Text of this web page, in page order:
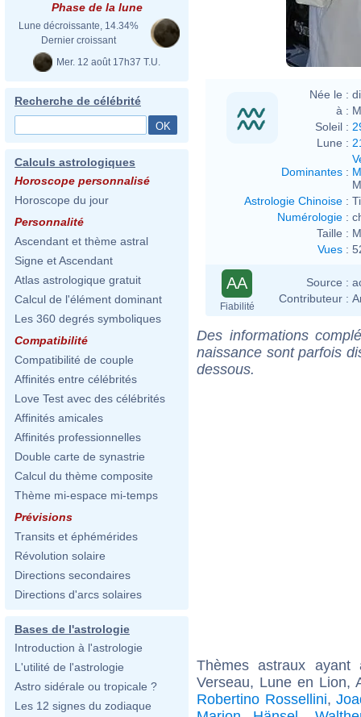
Phase de la lune
Lune décroissante, 14.34%
Dernier croissant
Mer. 12 août 17h37 T.U.
Recherche de célébrité
Calculs astrologiques
Horoscope personnalisé
Horoscope du jour
Personnalité
Ascendant et thème astral
Signe et Ascendant
Atlas astrologique gratuit
Calcul de l'élément dominant
Les 360 degrés symboliques
Compatibilité
Compatibilité de couple
Affinités entre célébrités
Love Test avec des célébrités
Affinités amicales
Affinités professionnelles
Double carte de synastrie
Calcul du thème composite
Thème mi-espace mi-temps
Prévisions
Transits et éphémérides
Révolution solaire
Directions secondaires
Directions d'arcs solaires
Bases de l'astrologie
Introduction à l'astrologie
L'utilité de l'astrologie
Astro sidérale ou tropicale ?
Les 12 signes du zodiaque
Née le :
à :
Soleil :
Lune :
Dominantes :
Astrologie Chinoise :
Numérologie :
Taille :
Vues :
AA
Fiabilité
Source :
Contributeur :
Des informations
naissance sont parfois
dessous.
Thèmes astraux
Verseau, Lune en Lion,
Robertino Rossellini,